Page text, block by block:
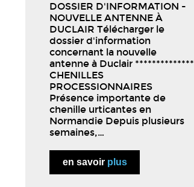
DOSSIER D'INFORMATION -
NOUVELLE ANTENNE À
DUCLAIR Télécharger le
dossier d'information
concernant la nouvelle
antenne à Duclair **************
CHENILLES
PROCESSIONNAIRES
Présence importante de
chenille urticantes en
Normandie Depuis plusieurs
semaines,…
en savoir plus